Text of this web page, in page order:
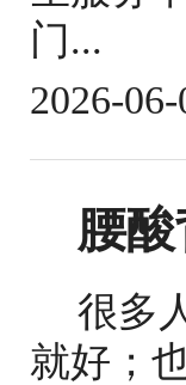
门...
2026-
腰
很多
就好；